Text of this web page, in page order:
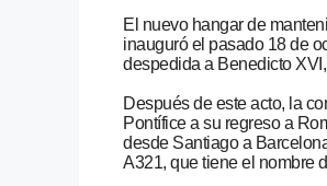
El nuevo hangar de
inauguró el pasado 18 de
despedida a Benedicto
Después de este acto, la
Pontífice a su regreso a
desde Santiago a
A321, que tiene el nombre